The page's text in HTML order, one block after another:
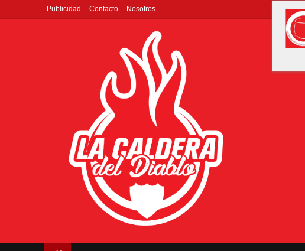
Publicidad Contacto Nosotros